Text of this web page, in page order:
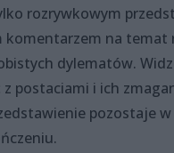
rozrywkowym
komentarzem na temat
dylematów.
postaciami i ich
pozostaje